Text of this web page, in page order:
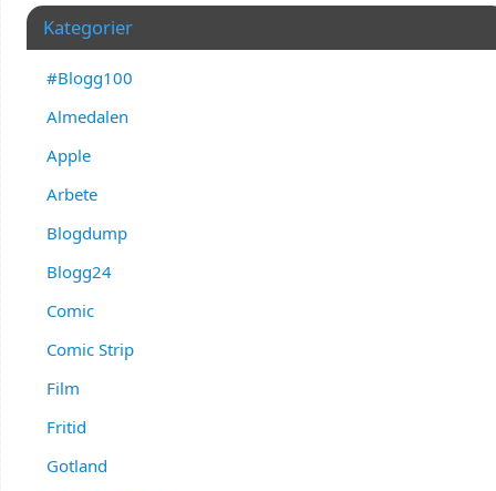
Kategorier
#Blogg100
Almedalen
Apple
Arbete
Blogdump
Blogg24
Comic
Comic Strip
Film
Fritid
Gotland